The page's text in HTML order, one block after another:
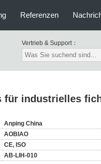
Referenzen
Vertrieb & Support：
für industrielles
Anping China
AOBIAO
CE, ISO
AB-LIH-010